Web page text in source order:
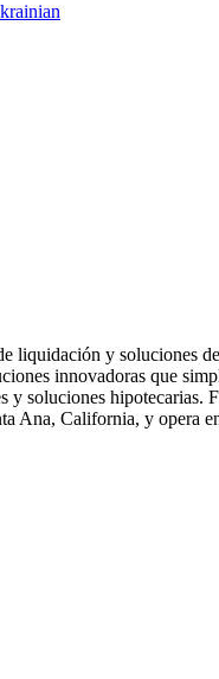
y soluciones
innovadoras que
soluciones
Ana, California, y opera